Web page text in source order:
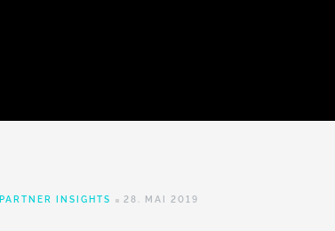
PARTNER INSIGHTS 28. MAI 2019